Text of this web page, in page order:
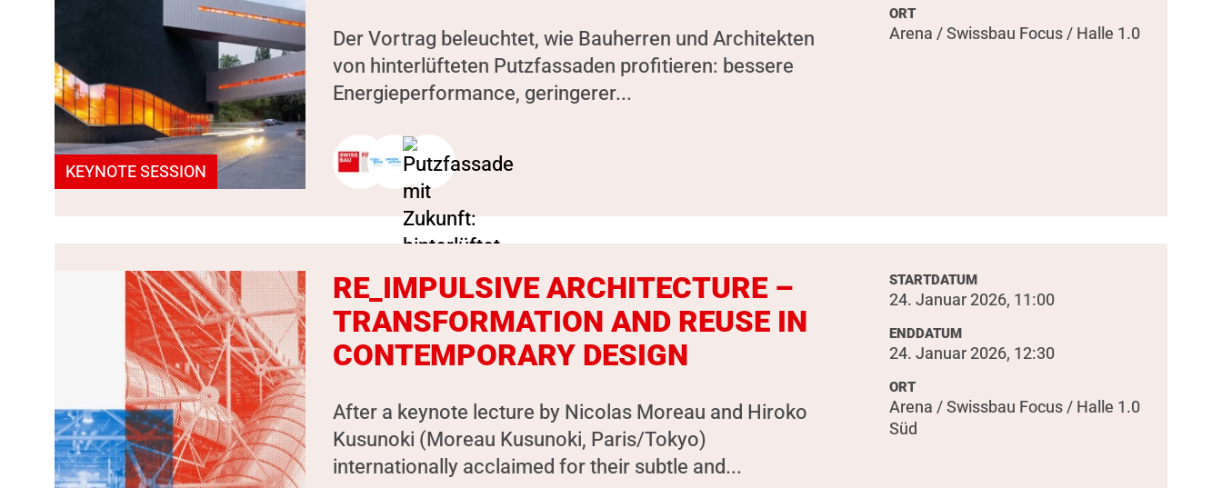
KEYNOTE SESSION
Der Vortrag beleuchtet, wie Bauherren und Architekten
von hinterlüfteten Putzfassaden profitieren: bessere
Energieperformance, geringerer...
ORT
Arena / Swissbau Focus / Halle 1.0
RE_IMPULSIVE ARCHITECTURE –
TRANSFORMATION AND REUSE IN
CONTEMPORARY DESIGN
After a keynote lecture by Nicolas Moreau and Hiroko
Kusunoki (Moreau Kusunoki, Paris/Tokyo)
internationally acclaimed for their subtle and...
STARTDATUM
24. Januar 2026, 11:00
ENDDATUM
24. Januar 2026, 12:30
ORT
Arena / Swissbau Focus / Halle 1.0
Süd